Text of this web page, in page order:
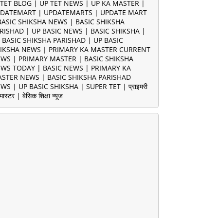
BLOG | UP TET NEWS | UP KA MASTER |
| UPDATEMARTS | UPDATE MART
SHIKSHA NEWS | BASIC SHIKSHA
| UP BASIC NEWS | BASIC SHIKSHA |
BASIC SHIKSHA PARISHAD | UP BASIC
NEWS | PRIMARY KA MASTER CURRENT
| PRIMARY MASTER | BASIC SHIKSHA
TODAY | BASIC NEWS | PRIMARY KA
NEWS | BASIC SHIKSHA PARISHAD
| UP BASIC SHIKSHA | SUPER TET | प्राइमरी
| बेसिक शिक्षा न्यूज